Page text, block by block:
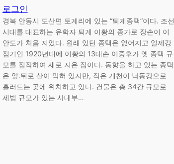
로그인
경북 안동시 도산면 토계리에 있는 “퇴계종택”이다. 조선
시대를 대표하는 유학자 퇴계 이황의 종가로 장손이 이
안도가 처음 지었다. 원래 있던 종택은 없어지고 일제강
점기인 1920년대에 이황의 13대손 이중후가 옛 종택 규
모를 짐작하여 새로 지은 집이다. 동향을 하고 있는 종택
은 앞.뒤로 산이 막혀 있지만, 작은 개천이 낙동강으로
흘러드는 곳에 위치하고 있다. 건물은 총 34칸 규모로
제법 규모가 있는 사대부…